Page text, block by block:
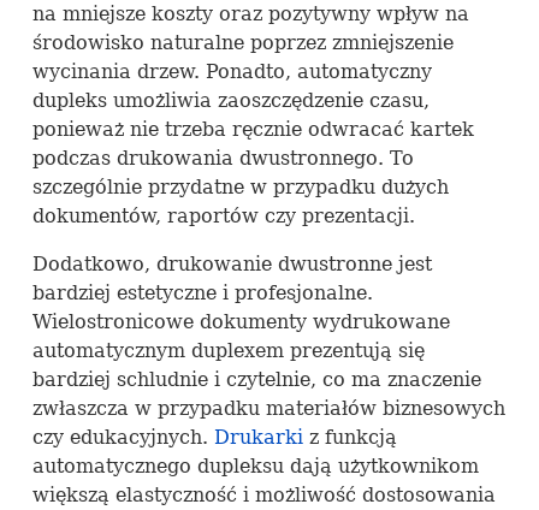
na mniejsze koszty oraz pozytywny wpływ na
środowisko naturalne poprzez zmniejszenie
wycinania drzew. Ponadto, automatyczny
dupleks umożliwia zaoszczędzenie czasu,
ponieważ nie trzeba ręcznie odwracać kartek
podczas drukowania dwustronnego. To
szczególnie przydatne w przypadku dużych
dokumentów, raportów czy prezentacji.
Dodatkowo, drukowanie dwustronne jest
bardziej estetyczne i profesjonalne.
Wielostronicowe dokumenty wydrukowane
automatycznym duplexem prezentują się
bardziej schludnie i czytelnie, co ma znaczenie
zwłaszcza w przypadku materiałów biznesowych
czy edukacyjnych. Drukarki z funkcją
automatycznego dupleksu dają użytkownikom
większą elastyczność i możliwość dostosowania